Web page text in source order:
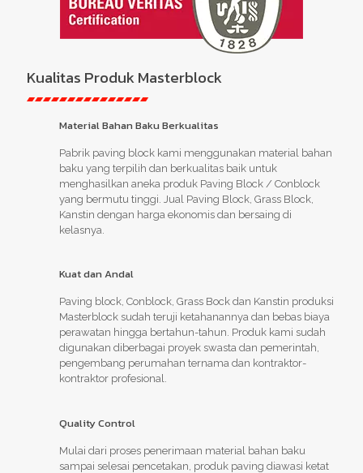
Kualitas Produk Masterblock
Material Bahan Baku Berkualitas
Pabrik paving block kami menggunakan material bahan
baku yang terpilih dan berkualitas baik untuk
menghasilkan aneka produk Paving Block / Conblock
yang bermutu tinggi. Jual Paving Block, Grass Block,
Kanstin dengan harga ekonomis dan bersaing di
kelasnya.
Kuat dan Andal
Paving block, Conblock, Grass Bock dan Kanstin produksi
Masterblock sudah teruji ketahanannya dan bebas biaya
perawatan hingga bertahun-tahun. Produk kami sudah
digunakan diberbagai proyek swasta dan pemerintah,
pengembang perumahan ternama dan kontraktor-
kontraktor profesional.
Quality Control
Mulai dari proses penerimaan material bahan baku
sampai selesai pencetakan, produk paving diawasi ketat